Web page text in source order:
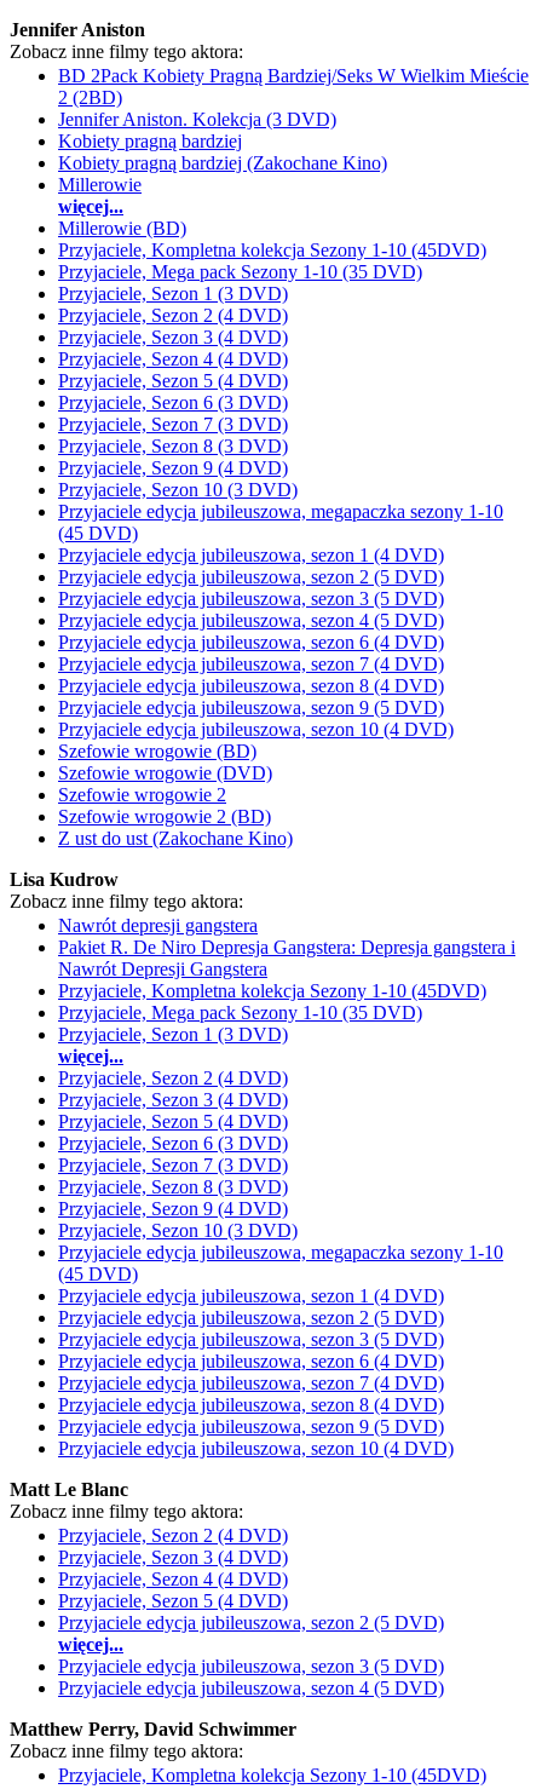
Jennifer Aniston
Zobacz inne filmy tego aktora:
BD 2Pack Kobiety Pragną Bardziej/Seks W Wielkim Mieście
2 (2BD)
Jennifer Aniston. Kolekcja (3 DVD)
Kobiety pragną bardziej
Kobiety pragną bardziej (Zakochane Kino)
Millerowie
więcej...
Millerowie (BD)
Przyjaciele, Kompletna kolekcja Sezony 1-10 (45DVD)
Przyjaciele, Mega pack Sezony 1-10 (35 DVD)
Przyjaciele, Sezon 1 (3 DVD)
Przyjaciele, Sezon 2 (4 DVD)
Przyjaciele, Sezon 3 (4 DVD)
Przyjaciele, Sezon 4 (4 DVD)
Przyjaciele, Sezon 5 (4 DVD)
Przyjaciele, Sezon 6 (3 DVD)
Przyjaciele, Sezon 7 (3 DVD)
Przyjaciele, Sezon 8 (3 DVD)
Przyjaciele, Sezon 9 (4 DVD)
Przyjaciele, Sezon 10 (3 DVD)
Przyjaciele edycja jubileuszowa, megapaczka sezony 1-10
(45 DVD)
Przyjaciele edycja jubileuszowa, sezon 1 (4 DVD)
Przyjaciele edycja jubileuszowa, sezon 2 (5 DVD)
Przyjaciele edycja jubileuszowa, sezon 3 (5 DVD)
Przyjaciele edycja jubileuszowa, sezon 4 (5 DVD)
Przyjaciele edycja jubileuszowa, sezon 6 (4 DVD)
Przyjaciele edycja jubileuszowa, sezon 7 (4 DVD)
Przyjaciele edycja jubileuszowa, sezon 8 (4 DVD)
Przyjaciele edycja jubileuszowa, sezon 9 (5 DVD)
Przyjaciele edycja jubileuszowa, sezon 10 (4 DVD)
Szefowie wrogowie (BD)
Szefowie wrogowie (DVD)
Szefowie wrogowie 2
Szefowie wrogowie 2 (BD)
Z ust do ust (Zakochane Kino)
Lisa Kudrow
Zobacz inne filmy tego aktora:
Nawrót depresji gangstera
Pakiet R. De Niro Depresja Gangstera: Depresja gangstera i
Nawrót Depresji Gangstera
Przyjaciele, Kompletna kolekcja Sezony 1-10 (45DVD)
Przyjaciele, Mega pack Sezony 1-10 (35 DVD)
Przyjaciele, Sezon 1 (3 DVD)
więcej...
Przyjaciele, Sezon 2 (4 DVD)
Przyjaciele, Sezon 3 (4 DVD)
Przyjaciele, Sezon 5 (4 DVD)
Przyjaciele, Sezon 6 (3 DVD)
Przyjaciele, Sezon 7 (3 DVD)
Przyjaciele, Sezon 8 (3 DVD)
Przyjaciele, Sezon 9 (4 DVD)
Przyjaciele, Sezon 10 (3 DVD)
Przyjaciele edycja jubileuszowa, megapaczka sezony 1-10
(45 DVD)
Przyjaciele edycja jubileuszowa, sezon 1 (4 DVD)
Przyjaciele edycja jubileuszowa, sezon 2 (5 DVD)
Przyjaciele edycja jubileuszowa, sezon 3 (5 DVD)
Przyjaciele edycja jubileuszowa, sezon 6 (4 DVD)
Przyjaciele edycja jubileuszowa, sezon 7 (4 DVD)
Przyjaciele edycja jubileuszowa, sezon 8 (4 DVD)
Przyjaciele edycja jubileuszowa, sezon 9 (5 DVD)
Przyjaciele edycja jubileuszowa, sezon 10 (4 DVD)
Matt Le Blanc
Zobacz inne filmy tego aktora:
Przyjaciele, Sezon 2 (4 DVD)
Przyjaciele, Sezon 3 (4 DVD)
Przyjaciele, Sezon 4 (4 DVD)
Przyjaciele, Sezon 5 (4 DVD)
Przyjaciele edycja jubileuszowa, sezon 2 (5 DVD)
więcej...
Przyjaciele edycja jubileuszowa, sezon 3 (5 DVD)
Przyjaciele edycja jubileuszowa, sezon 4 (5 DVD)
Matthew Perry, David Schwimmer
Zobacz inne filmy tego aktora:
Przyjaciele, Kompletna kolekcja Sezony 1-10 (45DVD)